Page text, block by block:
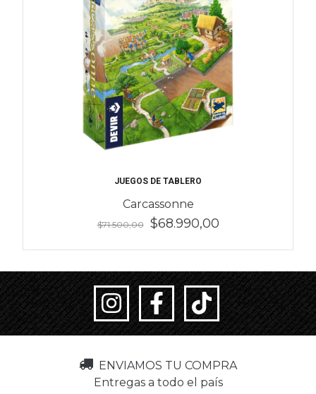
JUEGOS DE TABLERO
Carcassonne
$71.500,00 $68.990,00
ENVIAMOS TU COMPRA
Entregas a todo el país